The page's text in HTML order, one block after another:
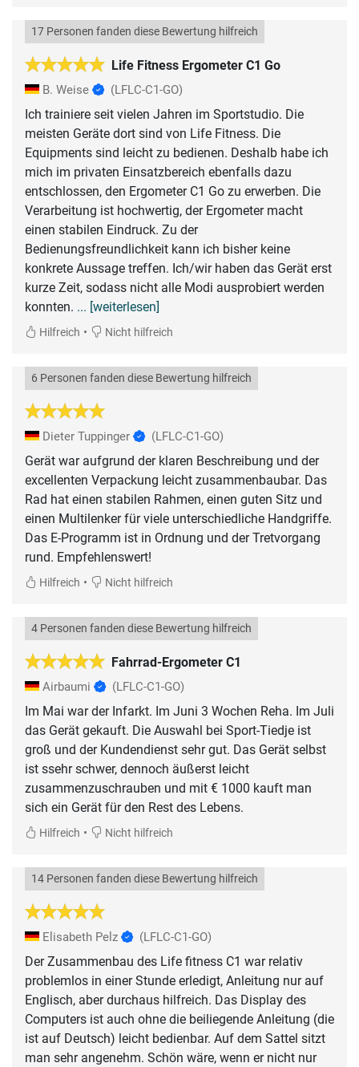
Life Fitness Ergometer C1 Go
17 Personen fanden diese Bewertung hilfreich
B. Weise (LFLC-C1-GO)
Ich trainiere seit vielen Jahren im Sportstudio. Die
meisten Geräte dort sind von Life Fitness. Die
Equipments sind leicht zu bedienen. Deshalb habe ich
mich im privaten Einsatzbereich ebenfalls dazu
entschlossen, den Ergometer C1 Go zu erwerben. Die
Verarbeitung ist hochwertig, der Ergometer macht
einen stabilen Eindruck. Zu der
Bedienungsfreundlichkeit kann ich bisher keine
konkrete Aussage treffen. Ich/wir haben das Gerät erst
kurze Zeit, sodass nicht alle Modi ausprobiert werden
konnten. ... [weiterlesen]
Hilfreich • Nicht hilfreich
6 Personen fanden diese Bewertung hilfreich
Dieter Tuppinger (LFLC-C1-GO)
Gerät war aufgrund der klaren Beschreibung und der
excellenten Verpackung leicht zusammenbaubar. Das
Rad hat einen stabilen Rahmen, einen guten Sitz und
einen Multilenker für viele unterschiedliche Handgriffe.
Das E-Programm ist in Ordnung und der Tretvorgang
rund. Empfehlenswert!
Hilfreich • Nicht hilfreich
Fahrrad-Ergometer C1
4 Personen fanden diese Bewertung hilfreich
Airbaumi (LFLC-C1-GO)
Im Mai war der Infarkt. Im Juni 3 Wochen Reha. Im Juli
das Gerät gekauft. Die Auswahl bei Sport-Tiedje ist
groß und der Kundendienst sehr gut. Das Gerät selbst
ist ssehr schwer, dennoch äußerst leicht
zusammenzuschrauben und mit € 1000 kauft man
sich ein Gerät für den Rest des Lebens.
Hilfreich • Nicht hilfreich
14 Personen fanden diese Bewertung hilfreich
Elisabeth Pelz (LFLC-C1-GO)
Der Zusammenbau des Life fitness C1 war relativ
problemlos in einer Stunde erledigt, Anleitung nur auf
Englisch, aber durchaus hilfreich. Das Display des
Computers ist auch ohne die beiliegende Anleitung (die
ist auf Deutsch) leicht bedienbar. Auf dem Sattel sitzt
man sehr angenehm. Schön wäre, wenn er nicht nur